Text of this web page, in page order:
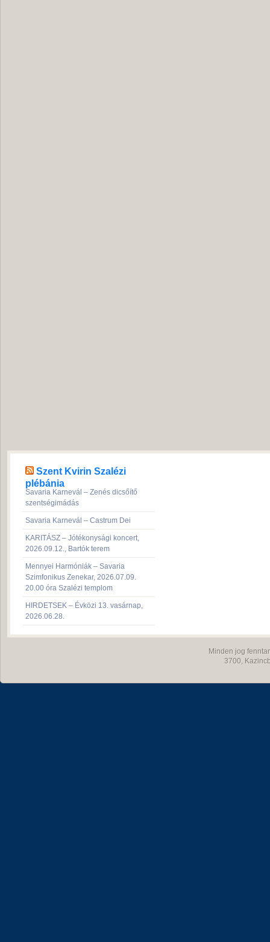
Szent Kvirin Szalézi
plébánia
Savaria Karnevál – Zenés dicsőítő
szentségimádás
Savaria Karnevál – Castrum Dei
KARITÁSZ – Jótékonysági koncert,
2026.09.12., Bartók terem
Mennyei Harmóniák – Savaria
Szimfonikus Zenekar, 2026.07.09.
20.00 óra Szalézi templom
HIRDETSEK – Évközi 13. vasárnap,
2026.06.28.
Minden jog
3700,